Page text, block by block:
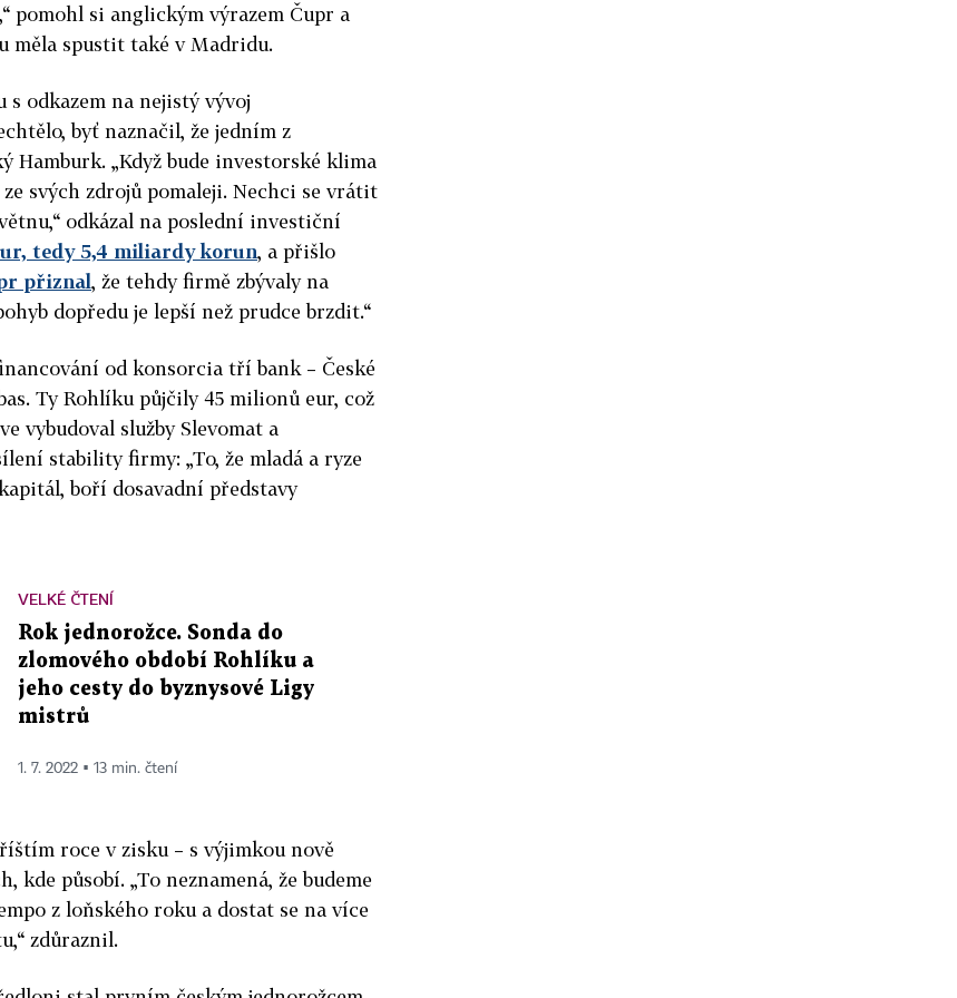
pomohl si anglickým výrazem Čupr a
měla spustit také v Madridu.
odkazem na nejistý vývoj
byť naznačil, že jedním z
Hamburk. „Když bude investorské klima
svých zdrojů pomaleji. Nechci se vrátit
odkázal na poslední investiční
tedy 5,4 miliardy korun, a přišlo
přiznal, že tehdy firmě zbývaly na
dopředu je lepší než prudce brzdit.“
od konsorcia tří bank – České
Ty Rohlíku půjčily 45 milionů eur, což
vybudoval služby Slevomat a
stability firmy: „To, že mladá a ryze
boří dosavadní představy
VELKÉ ČTENÍ
Rok jednorožce. Sonda do
zlomového období Rohlíku a
jeho cesty do byznysové Ligy
mistrů
1. 7. 2022 ▪ 13 min. čtení
roce v zisku – s výjimkou nově
kde působí. „To neznamená, že budeme
z loňského roku a dostat se na více
zdůraznil.